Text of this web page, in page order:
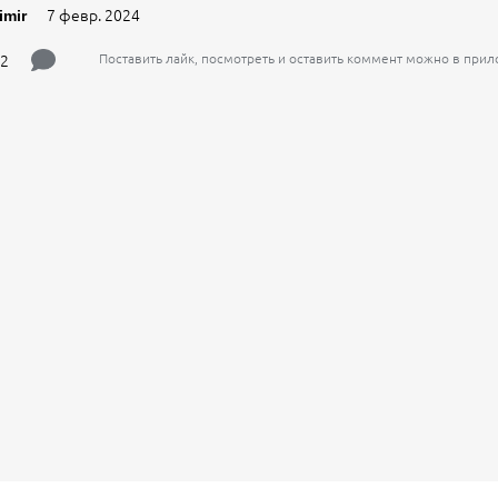
7 февр. 2024
2 Поставить лайк, посмотреть и оставить коммент можно в